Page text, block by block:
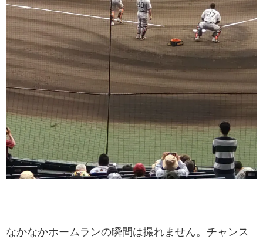
なかなかホームランの瞬間は撮れません。チャンス